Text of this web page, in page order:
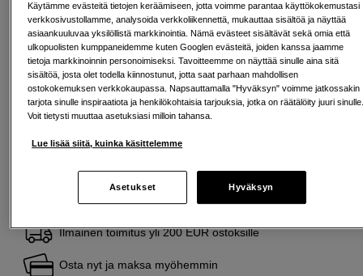
Maksa Svea-erämaksulla
Esimerkki: 36 kk, 11 EUR/kk, yhteensä 401 EUR, todellinen vuosikorko
19,07 %
Avausmaksu 5 EUR, laskutusmaksu 0 EUR/kk lisäksi
Lainaaminen maksaa! Jos et pysty maksamaan velkaa ajoissa, saatat
saada maksuhäiriömerkinnän. Se voi vaikeuttaa asunnon vuokraamista,
velkaneuvonnasta. Yhteystiedot löydät sivulta
Ilmainen toimitus yli 200 EUR ostoksille
Osta nyt ja maksa myöhemmin
Käytämme evästeitä tietojen keräämiseen, jotta voimme parantaa käyttökokemustasi
verkkosivustollamme, analysoida verkkoliikennettä, mukauttaa sisältöä ja näyttää
asiaankuuluvaa yksilöllistä markkinointia. Nämä evästeet sisältävät sekä omia että
ulkopuolisten kumppaneidemme kuten Googlen evästeitä, joiden kanssa jaamme
tietoja markkinoinnin personoimiseksi. Tavoitteemme on näyttää sinulle aina sitä
sisältöä, josta olet todella kiinnostunut, jotta saat parhaan mahdollisen
ostokokemuksen verkkokaupassa. Napsauttamalla "Hyväksyn" voimme jatkossakin
tarjota sinulle inspiraatiota ja henkilökohtaisia tarjouksia, jotka on räätälöity juuri
Voit tietysti muuttaa asetuksiasi milloin tahansa.
Lue lisää siitä, kuinka käsittelemme
Asetukset Hyväksyn